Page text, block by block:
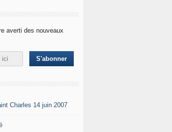
averti des nouveaux
Charles 14 juin 2007